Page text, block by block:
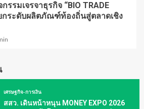
รรมเจรจาธุรกิจ “BIO TRADE
กระดับผลิตภัณฑ์ท้องถิ่นสู่ตลาดเชิง
เศรษฐกิจ-การเงิน
สสว. เดินหน้าหนุน MONEY EXPO 2026